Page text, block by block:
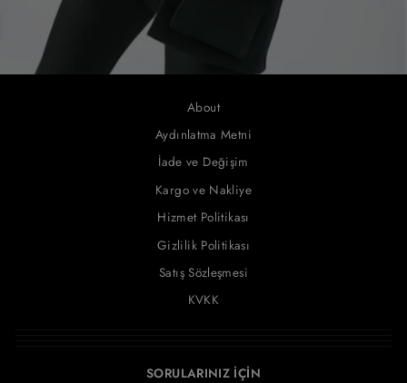
About
Aydınlatma Metni
İade ve Değişim
Kargo ve Nakliye
Hizmet Politikası
Gizlilik Politikası
Satış Sözleşmesi
KVKK
SORULARINIZ İÇİN